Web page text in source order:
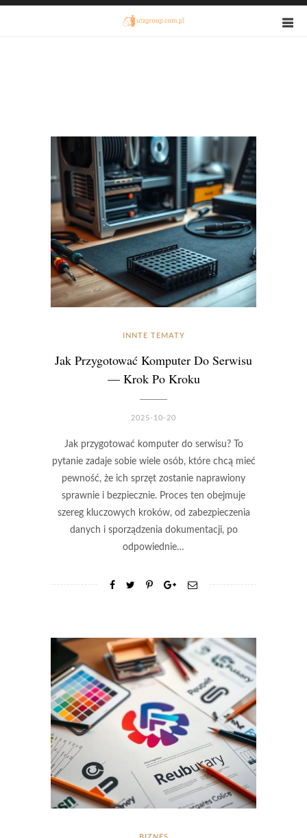
INNTE TEMATY
Jak Przygotować Komputer Do Serwisu
— Krok Po Kroku
2025-10-20
Jak przygotować komputer do serwisu? To
pytanie zadaje sobie wiele osób, które chcą mieć
pewność, że ich sprzęt zostanie naprawiony
sprawnie i bezpiecznie. Proces ten obejmuje
szereg kluczowych kroków, od zabezpieczenia
danych i sporządzenia dokumentacji, po
odpowiednie…